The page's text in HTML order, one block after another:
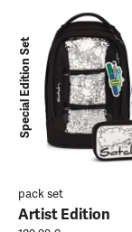
Special Edition Set
pack set
Artist Edition